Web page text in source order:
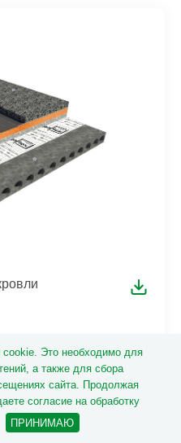
Это необходимо для
а также для сбора
сайта. Продолжая
согласие на обработку
ПРИНИМАЮ